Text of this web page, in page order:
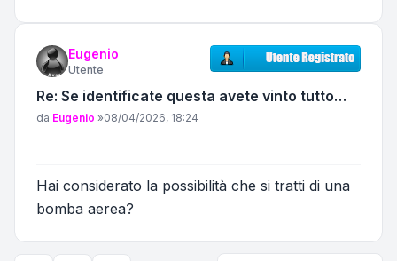
Eugenio
Utente
Re: Se identificate questa avete vinto tutto…
Messaggio
da Eugenio »08/04/2026, 18:24
Hai considerato la possibilità che si tratti di una
bomba aerea?